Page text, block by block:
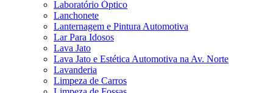
Laboratório Óptico
Lanchonete
Lanternagem e Pintura Automotiva
Lar Para Idosos
Lava Jato
Lava Jato e Estética Automotiva na Av. Norte
Lavanderia
Limpeza de Carros